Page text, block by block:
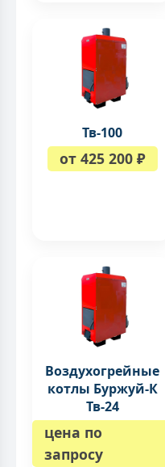
Тв-100
от 425 200 ₽
Воздухогрейные
котлы Буржуй-К
Тв-24
цена по
запросу